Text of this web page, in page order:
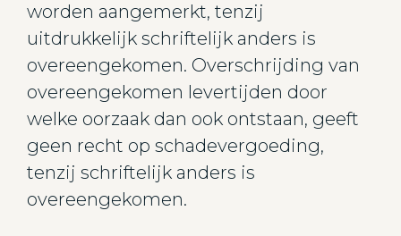
worden aangemerkt, tenzij
uitdrukkelijk schriftelijk anders is
overeengekomen. Overschrijding van
overeengekomen levertijden door
welke oorzaak dan ook ontstaan, geeft
geen recht op schadevergoeding,
tenzij schriftelijk anders is
overeengekomen.